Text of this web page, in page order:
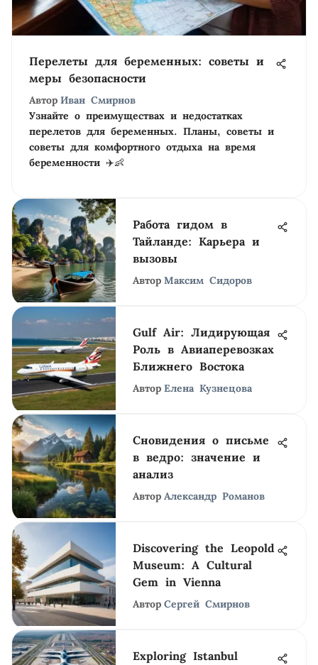
Перелеты для беременных: советы и
меры безопасности
Автор Иван Смирнов
Узнайте о преимуществах и недостатках
перелетов для беременных. Планы, советы и
советы для комфортного отдыха на время
беременности ✈️👶
Работа гидом в
Тайланде: Карьера и
вызовы
Автор Максим Сидоров
Gulf Air: Лидирующая
Роль в Авиаперевозках
Ближнего Востока
Автор Елена Кузнецова
Сновидения о письме
в ведро: значение и
анализ
Автор Александр Романов
Discovering the Leopold
Museum: A Cultural
Gem in Vienna
Автор Сергей Смирнов
Exploring Istanbul